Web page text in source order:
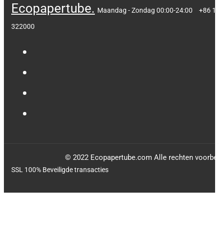
Ecopapertube. Maandag - Zondag 00:00-24:00 +86
322000
© 2022 Ecopapertube.com Alle rechten
SSL 100% Beveiligde transacties